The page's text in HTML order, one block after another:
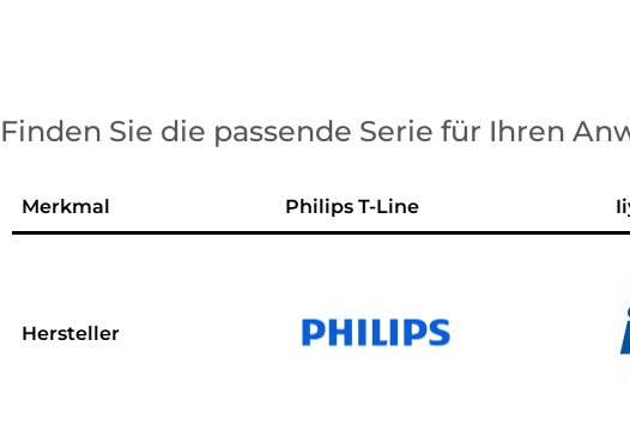
Finden Sie die passende Serie für Ihren
Merkmal Philips T-Line
Hersteller